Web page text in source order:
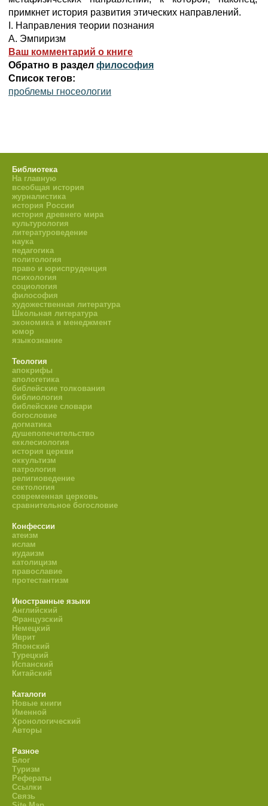
примкнет история развития этических направлений.
I. Направления теории познания
А. Эмпиризм
Ваш комментарий о книге
Обратно в раздел философия
Список тегов:
проблемы гносеологии
Библиотека
На главную
всеобщая история
журналистика
история России
история древнего мира
культурология
литературоведение
наука
педагогика
политология
право и юриспруденция
психология
социология
философия
художественная литература
Школьная литература
экономика и менеджмент
юмор
языкознание
Теология
апокрифы
апологетика
библейские толкования
библиология
библейские словари
богословие
догматика
душепопечительство
екклесиология
история церкви
оккультизм
патрология
религиоведение
сектология
современная церковь
сравнительное богословие
Конфессии
атеизм
ислам
иудаизм
католицизм
православие
протестантизм
Иностранные языки
Английский
Французский
Немецкий
Иврит
Японский
Турецкий
Испанский
Китайский
Каталоги
Новые книги
Именной
Хронологический
Авторы
Разное
Блог
Туризм
Рефераты
Ссылки
Связь